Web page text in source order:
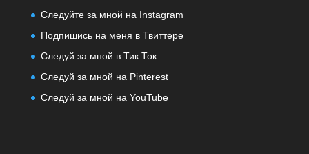
Следуйте за мной на Instagram
Подпишись на меня в Твиттере
Следуй за мной в Тик Ток
Следуй за мной на Pinterest
Следуй за мной на YouTube